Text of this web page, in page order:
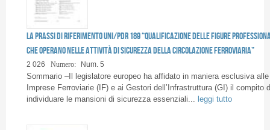
La prassi di riferimento UNI/PdR 189 “Qualificazione delle figure
che operano nelle attività di sicurezza della circolazione ferroviaria”
2 026 Numero: Num. 5
Sommario –Il legislatore europeo ha affidato in maniera esclusiva alle
Imprese Ferroviarie (IF) e ai Gestori dell’Infrastruttura (GI) il compito
individuare le mansioni di sicurezza essenziali... leggi tutto